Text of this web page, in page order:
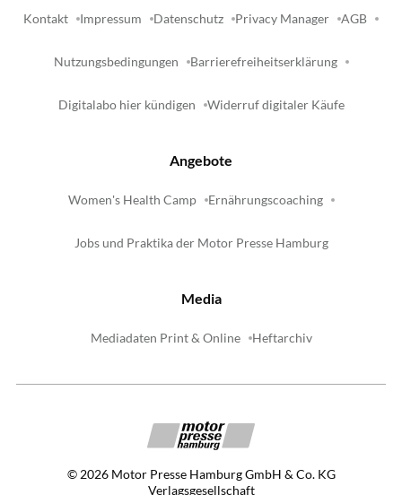
Kontakt Impressum Datenschutz Privacy Manager AGB
Nutzungsbedingungen Barrierefreiheitserklärung
Digitalabo hier kündigen Widerruf digitaler Käufe
Angebote
Women's Health Camp Ernährungscoaching
Jobs und Praktika der Motor Presse Hamburg
Media
Mediadaten Print & Online Heftarchiv
© 2026 Motor Presse Hamburg GmbH & Co. KG
Verlagsgesellschaft